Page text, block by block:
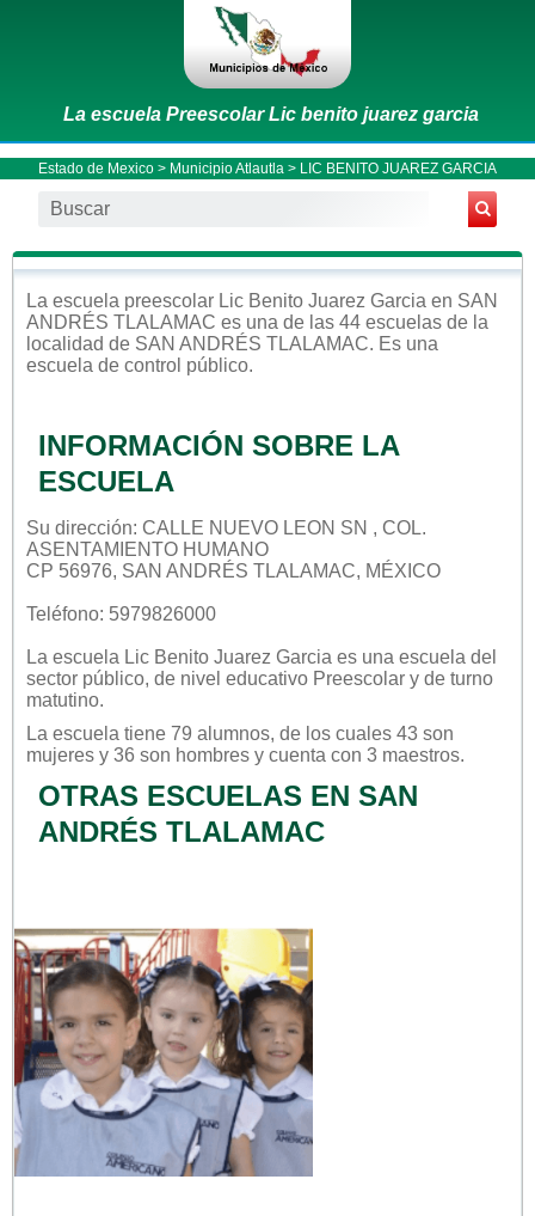
La escuela Preescolar Lic benito juarez garcia
Estado de Mexico > Municipio Atlautla > LIC BENITO JUAREZ GARCIA
La escuela preescolar Lic Benito Juarez Garcia en SAN
ANDRÉS TLALAMAC es una de las 44 escuelas de la
localidad de SAN ANDRÉS TLALAMAC. Es una
escuela de control público.
INFORMACIÓN SOBRE LA
ESCUELA
Su dirección: CALLE NUEVO LEON SN , COL.
ASENTAMIENTO HUMANO
CP 56976, SAN ANDRÉS TLALAMAC, MÉXICO
Teléfono: 5979826000
La escuela Lic Benito Juarez Garcia es una escuela del
sector público, de nivel educativo Preescolar y de turno
matutino.
La escuela tiene 79 alumnos, de los cuales 43 son
mujeres y 36 son hombres y cuenta con 3 maestros.
OTRAS ESCUELAS EN SAN
ANDRÉS TLALAMAC